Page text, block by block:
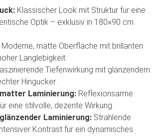
Klassischer Look mit Struktur für eine
Optik – exklusiv in 180×90 cm
Moderne, matte Oberfläche mit brillanten
Langlebigkeit.
Tiefenwirkung mit glänzendem
Hingucker.
Laminierung: Reflexionsarme
eine stilvolle, dezente Wirkung.
Laminierung: Strahlende
Kontrast für ein dynamisches